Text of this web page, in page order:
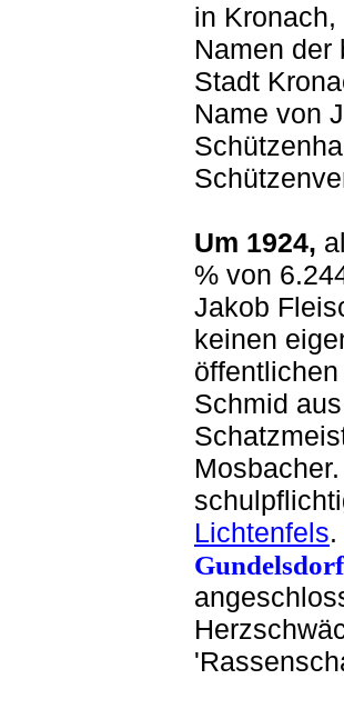
in
Namen der
Stadt
Name von
Um 1924,
% von
Jakob
keinen
Schmid
Lichtenfels
Gundelsdorf